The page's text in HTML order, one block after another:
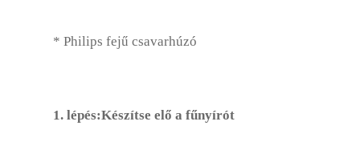
* Philips fejű csavarhúzó
1. lépés:Készítse elő a fűnyírót